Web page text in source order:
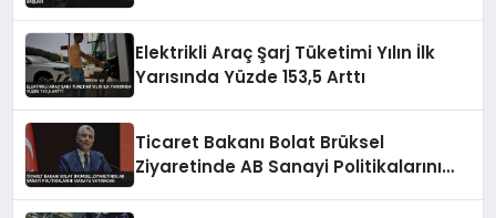
Elektrikli Araç Şarj Tüketimi Yılın İlk
Yarısında Yüzde 153,5 Arttı
Ticaret Bakanı Bolat Brüksel
Ziyaretinde AB Sanayi Politikalarını